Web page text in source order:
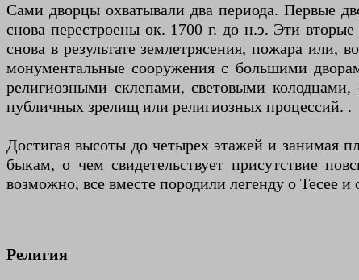
Сами дворцы охватывали два периода. Первые
снова перестроены ок. 1700 г. до н.э. Эти
снова в результате землетрясения, пожара
монументальные сооружения с большими
религиозными склепами, световыми
публичных зрелищ или религиозных процессий. .
Достигая высоты до четырех этажей и занимая
быкам, о чем свидетельствует присутствие
возможно, все вместе породили легенду о Тесее
Религия